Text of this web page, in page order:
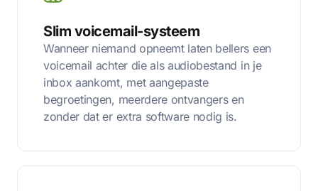
Slim voicemail-systeem
Wanneer niemand opneemt laten bellers een
voicemail achter die als audiobestand in je
inbox aankomt, met aangepaste
begroetingen, meerdere ontvangers en
zonder dat er extra software nodig is.